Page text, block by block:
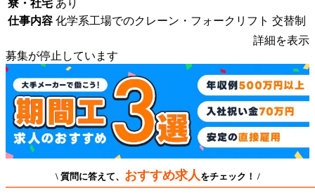
寮・社宅 あり
仕事内容 化学系工場でのクレーン・フォークリフト 交替制
詳細を表示
募集が停止しています
\ 質問に答えて、 おすすめ求人 をチェック！ /